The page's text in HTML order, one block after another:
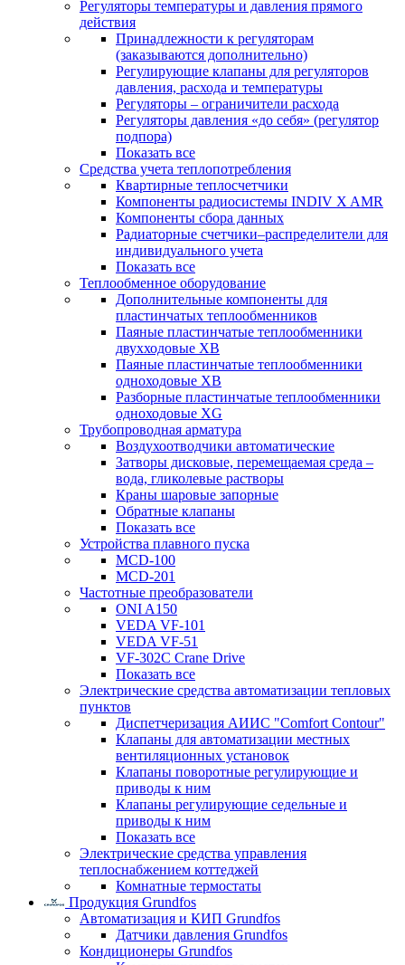
Регуляторы температуры и давления прямого
действия
Принадлежности к регуляторам
(заказываются дополнительно)
Регулирующие клапаны для регуляторов
давления, расхода и температуры
Регуляторы – ограничители расхода
Регуляторы давления «до себя» (регулятор
подпора)
Показать все
Средства учета теплопотребления
Квартирные теплосчетчики
Компоненты радиосистемы INDIV X AMR
Компоненты сбора данных
Радиаторные счетчики–распределители для
индивидуального учета
Показать все
Теплообменное оборудование
Дополнительные компоненты для
пластинчатых теплообменников
Паяные пластинчатые теплообменники
двухходовые XB
Паяные пластинчатые теплообменники
одноходовые ХВ
Разборные пластинчатые теплообменники
одноходовые ХG
Трубопроводная арматура
Воздухоотводчики автоматические
Затворы дисковые, перемещаемая среда –
вода, гликолевые растворы
Краны шаровые запорные
Обратные клапаны
Показать все
Устройства плавного пуска
MCD-100
MCD-201
Частотные преобразователи
ONI A150
VEDA VF-101
VEDA VF-51
VF-302C Crane Drive
Показать все
Электрические средства автоматизации тепловых
пунктов
Диспетчеризация АИИС "Comfort Contour"
Клапаны для автоматизации местных
вентиляционных установок
Клапаны поворотные регулирующие и
приводы к ним
Клапаны регулирующие седельные и
приводы к ним
Показать все
Электрические средства управления
теплоснабжением коттеджей
Комнатные термостаты
Продукция Grundfos
Автоматизация и КИП Grundfos
Датчики давления Grundfos
Кондиционеры Grundfos